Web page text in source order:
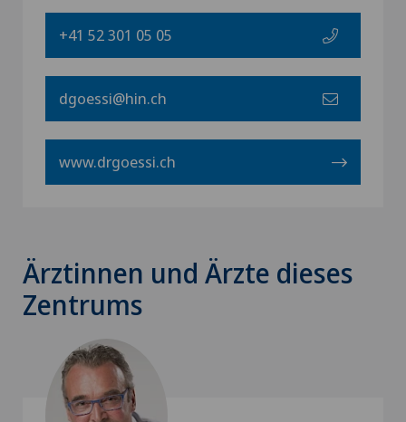
+41 52 301 05 05
dgoessi@hin.ch
www.drgoessi.ch
Ärztinnen und Ärzte dieses
Zentrums